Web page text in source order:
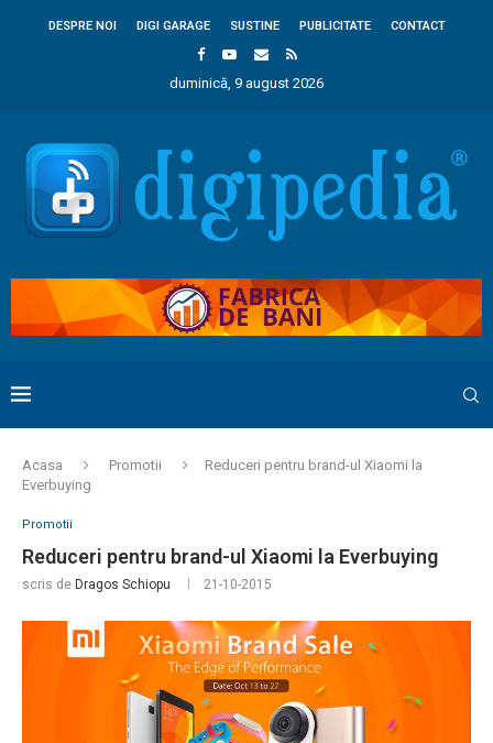
DESPRE NOI DIGI GARAGE SUSTINE PUBLICITATE CONTACT
duminică, 9 august 2026
Acasa Promotii
Reduceri pentru brand-ul Xiaomi la
Everbuying
Promotii
Reduceri pentru brand-ul Xiaomi la Everbuying
scris de Dragos Schiopu 21-10-2015